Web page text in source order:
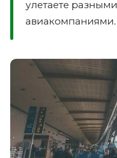
улетаете разными
авиакомпаниями.